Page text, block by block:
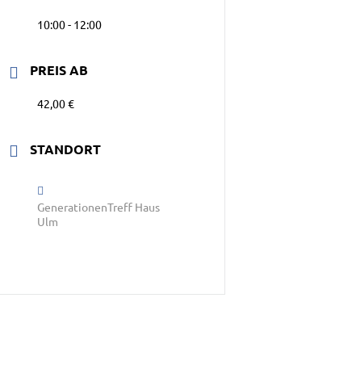
10:00 - 12:00
PREIS AB
42,00 €
STANDORT
GenerationenTreff Haus
Ulm